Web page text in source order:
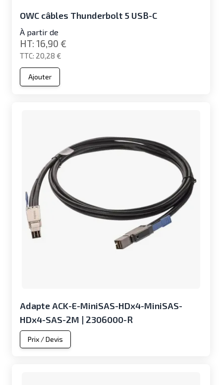
OWC câbles Thunderbolt 5 USB-C
À partir de
20,28 €
16,90 €
Ajouter
Adapte ACK-E-MiniSAS-HDx4-MiniSAS-
HDx4-SAS-2M | 2306000-R
Prix / Devis